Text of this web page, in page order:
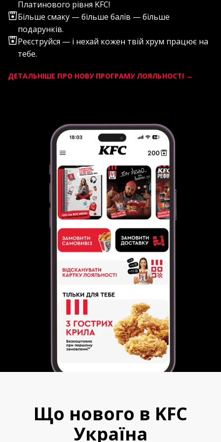
ЗАВАНТАЖИТИ ЗАРАЗ
Платинового рівня KFC!
Більше смаку — більше балів — більше
подарунків.
Реєструйся — і нехай кожен твій хрум працює на
тебе.
ДЕТАЛЬНІШЕ ПРО НОВУ ПРОГРАМУ ЛОЯЛЬНОСТІ →
Що нового в KFC
Україна